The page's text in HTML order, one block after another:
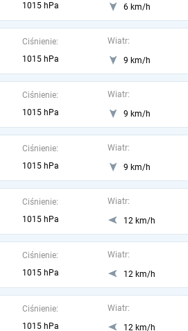
1015 hPa
6 km/h
Ciśnienie:
1015 hPa
Wiatr:
9 km/h
Ciśnienie:
1015 hPa
Wiatr:
9 km/h
Ciśnienie:
1015 hPa
Wiatr:
9 km/h
Ciśnienie:
1015 hPa
Wiatr:
12 km/h
Ciśnienie:
1015 hPa
Wiatr:
12 km/h
Ciśnienie:
1015 hPa
Wiatr:
12 km/h